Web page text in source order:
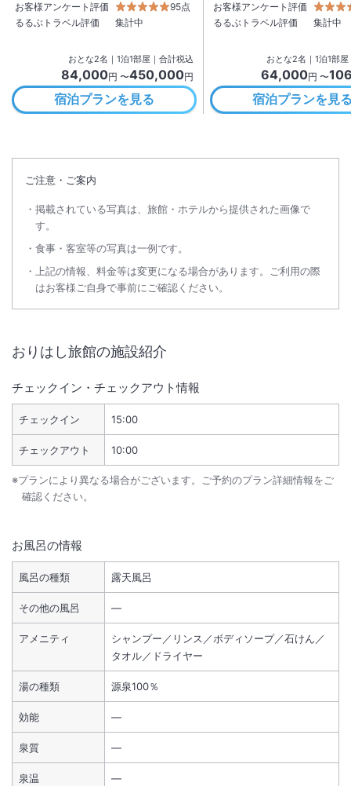
お客様アンケート評価
95点
るるぶトラベル評価
集計中
おとな2名 ｜ 1泊1部屋｜合計税込
84,000円 〜450,000円
宿泊プランを見る
お客様アンケート評価
るるぶトラベル評価
集計中
おとな2名 ｜ 1泊1部屋
64,000円 〜
宿泊プランを見
ご注意・ご案内
掲載されている写真は、旅館・ホテルから提供された画像で
す。
食事・客室等の写真は一例です。
上記の情報、料金等は変更になる場合があります。ご利用の際
はお客様ご自身で事前にご確認ください。
おりはし旅館の施設紹介
チェックイン・チェックアウト情報
チェックイン 15:00
チェックアウト 10:00
※プランにより異なる場合がございます。ご予約のプラン詳細情報をご
確認ください。
お風呂の情報
風呂の種類 露天風呂
その他の風呂 ―
アメニティ
シャンプー／リンス／ボディソープ／石けん／
タオル／ドライヤー
湯の種類 源泉100％
効能 ―
泉質 ―
泉温 ―